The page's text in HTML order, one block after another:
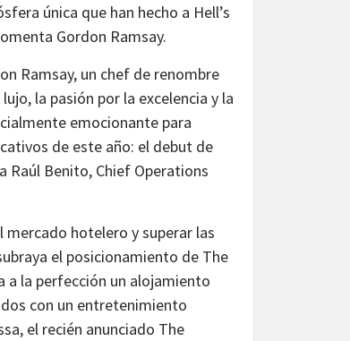
única que han hecho a Hell’s
Gordon Ramsay.
Ramsay, un chef de renombre
la pasión por la excelencia y la
emocionante para
de este año: el debut de
Raúl Benito, Chief Operations
hotelero y superar las
el posicionamiento de The
a la perfección un alojamiento
con un entretenimiento
el recién anunciado The